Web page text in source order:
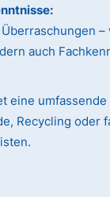
auch
eine
Recycling